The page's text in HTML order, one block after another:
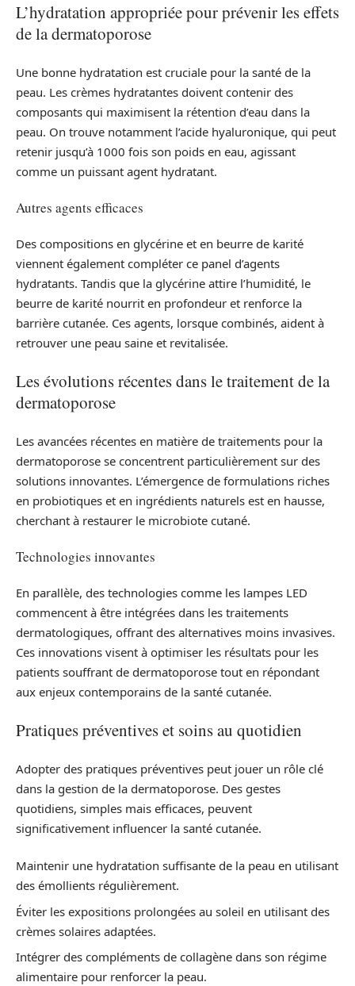
L’hydratation appropriée pour prévenir les effets
de la dermatoporose
Une bonne hydratation est cruciale pour la santé de la
peau. Les crèmes hydratantes doivent contenir des
composants qui maximisent la rétention d’eau dans la
peau. On trouve notamment l’acide hyaluronique, qui peut
retenir jusqu’à 1000 fois son poids en eau, agissant
comme un puissant agent hydratant.
Autres agents efficaces
Des compositions en glycérine et en beurre de karité
viennent également compléter ce panel d’agents
hydratants. Tandis que la glycérine attire l’humidité, le
beurre de karité nourrit en profondeur et renforce la
barrière cutanée. Ces agents, lorsque combinés, aident à
retrouver une peau saine et revitalisée.
Les évolutions récentes dans le traitement de la
dermatoporose
Les avancées récentes en matière de traitements pour la
dermatoporose se concentrent particulièrement sur des
solutions innovantes. L’émergence de formulations riches
en probiotiques et en ingrédients naturels est en hausse,
cherchant à restaurer le microbiote cutané.
Technologies innovantes
En parallèle, des technologies comme les lampes LED
commencent à être intégrées dans les traitements
dermatologiques, offrant des alternatives moins invasives.
Ces innovations visent à optimiser les résultats pour les
patients souffrant de dermatoporose tout en répondant
aux enjeux contemporains de la santé cutanée.
Pratiques préventives et soins au quotidien
Adopter des pratiques préventives peut jouer un rôle clé
dans la gestion de la dermatoporose. Des gestes
quotidiens, simples mais efficaces, peuvent
significativement influencer la santé cutanée.
Maintenir une hydratation suffisante de la peau en utilisant
des émollients régulièrement.
Éviter les expositions prolongées au soleil en utilisant des
crèmes solaires adaptées.
Intégrer des compléments de collagène dans son régime
alimentaire pour renforcer la peau.